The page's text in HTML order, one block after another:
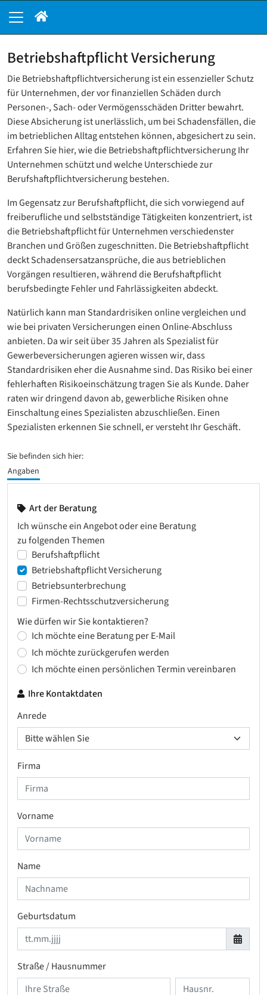
Betriebshaftpflicht Versicherung
Die Betriebshaftpflichtversicherung ist ein essenzieller Schutz
für Unternehmen, der vor finanziellen Schäden durch
Personen-, Sach- oder Vermögensschäden Dritter bewahrt.
Diese Absicherung ist unerlässlich, um bei Schadensfällen, die
im betrieblichen Alltag entstehen können, abgesichert zu sein.
Erfahren Sie hier, wie die Betriebshaftpflichtversicherung Ihr
Unternehmen schützt und welche Unterschiede zur
Berufshaftpflichtversicherung bestehen.
Im Gegensatz zur Berufshaftpflicht, die sich vorwiegend auf
freiberufliche und selbstständige Tätigkeiten konzentriert, ist
die Betriebshaftpflicht für Unternehmen verschiedenster
Branchen und Größen zugeschnitten. Die Betriebshaftpflicht
deckt Schadensersatzansprüche, die aus betrieblichen
Vorgängen resultieren, während die Berufshaftpflicht
berufsbedingte Fehler und Fahrlässigkeiten abdeckt.
Natürlich kann man Standardrisiken online vergleichen und
wie bei privaten Versicherungen einen Online-Abschluss
anbieten. Da wir seit über 35 Jahren als Spezialist für
Gewerbeversicherungen agieren wissen wir, dass
Standardrisiken eher die Ausnahme sind. Das Risiko bei einer
fehlerhaften Risikoeinschätzung tragen Sie als Kunde. Daher
raten wir dringend davon ab, gewerbliche Risiken ohne
Einschaltung eines Spezialisten abzuschließen. Einen
Spezialisten erkennen Sie schnell, er versteht Ihr Geschäft.
Sie befinden sich hier:
Angaben
Art der Beratung
Ich wünsche ein Angebot oder eine Beratung
zu folgenden Themen
Berufshaftpflicht
Betriebshaftpflicht Versicherung
Betriebsunterbrechung
Firmen-Rechtsschutzversicherung
Wie dürfen wir Sie kontaktieren?
Ich möchte eine Beratung per E-Mail
Ich möchte zurückgerufen werden
Ich möchte einen persönlichen Termin vereinbaren
Ihre Kontaktdaten
Anrede
Firma
Vorname
Name
Geburtsdatum
Straße / Hausnummer